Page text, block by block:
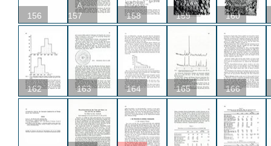
156
A
157
158 159 160
162 163 164 165 166